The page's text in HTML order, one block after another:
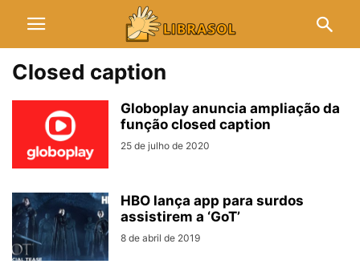
Closed caption
Globoplay anuncia ampliação da
função closed caption
25 de julho de 2020
HBO lança app para surdos
assistirem a ‘GoT’
8 de abril de 2019